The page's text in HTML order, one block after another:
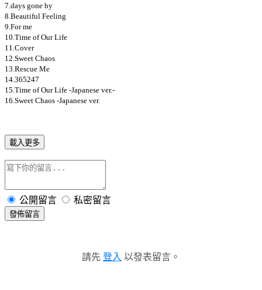
7.days gone by
8.Beautiful Feeling
9.For me
10.Time of Our Life
11.Cover
12.Sweet Chaos
13.Rescue Me
14.365247
15.Time of Our Life -Japanese ver.-
16.Sweet Chaos -Japanese ver.
載入更多
公開留言 私密留言
發佈留言
請先 登入 以發表留言。